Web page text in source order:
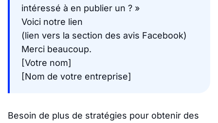
intéressé à en publier un ? »
Voici notre lien
(lien vers la section des avis Facebook)
Merci beaucoup.
[Votre nom]
[Nom de votre entreprise]
Besoin de plus de stratégies pour obtenir des